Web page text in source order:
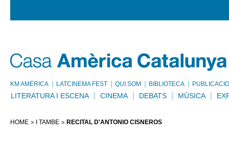
KM AMÈRICA LATCINEMA FEST QUI SOM BIBLIOTECA
LITERATURA I ESCENA CINEMA DEBATS MÚSICA
HOME I TAMBÉ RECITAL D'ANTONIO CISNEROS